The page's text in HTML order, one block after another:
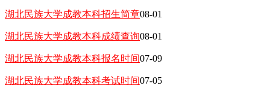
湖北民族大学成教本科招生简章08-01
湖北民族大学成教本科成绩查询08-01
湖北民族大学成教本科报名时间07-09
湖北民族大学成教本科考试时间07-05